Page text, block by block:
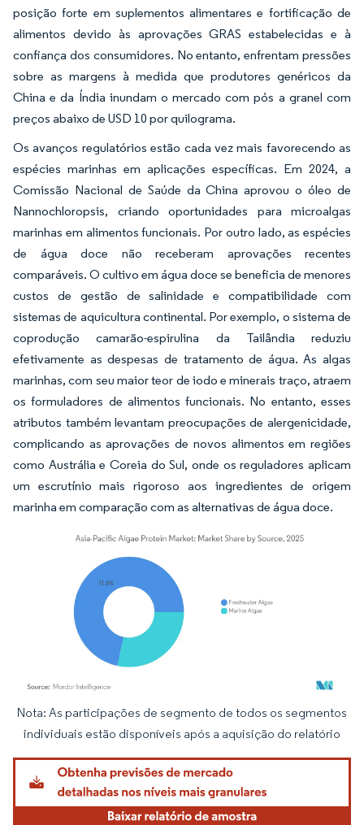
posição forte em suplementos alimentares e fortificação de
alimentos devido às aprovações GRAS estabelecidas e à
confiança dos consumidores. No entanto, enfrentam pressões
sobre as margens à medida que produtores genéricos da
China e da Índia inundam o mercado com pós a granel com
preços abaixo de USD 10 por quilograma.
Os avanços regulatórios estão cada vez mais favorecendo as
espécies marinhas em aplicações específicas. Em 2024, a
Comissão Nacional de Saúde da China aprovou o óleo de
Nannochloropsis, criando oportunidades para microalgas
marinhas em alimentos funcionais. Por outro lado, as espécies
de água doce não receberam aprovações recentes
comparáveis. O cultivo em água doce se beneficia de menores
custos de gestão de salinidade e compatibilidade com
sistemas de aquicultura continental. Por exemplo, o sistema de
coprodução camarão-espirulina da Tailândia reduziu
efetivamente as despesas de tratamento de água. As algas
marinhas, com seu maior teor de iodo e minerais traço, atraem
os formuladores de alimentos funcionais. No entanto, esses
atributos também levantam preocupações de alergenicidade,
complicando as aprovações de novos alimentos em regiões
como Austrália e Coreia do Sul, onde os reguladores aplicam
um escrutínio mais rigoroso aos ingredientes de origem
marinha em comparação com as alternativas de água doce.
Imagem © Mordor Intelligence. O reuso requer atribuição conforme CC BY 4.0.
Nota: As participações de segmento de todos os segmentos
individuais estão disponíveis após a aquisição do relatório